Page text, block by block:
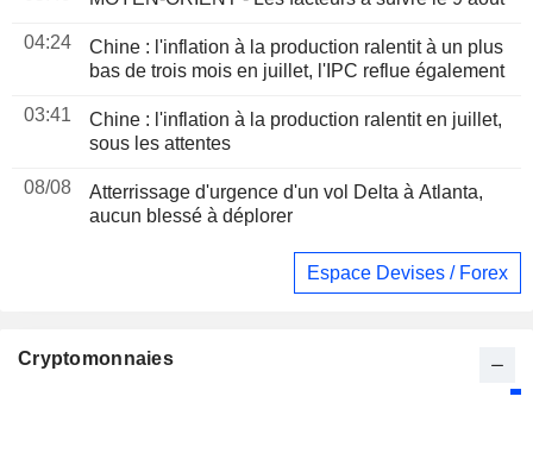
04:24
Chine : l'inflation à la production ralentit à un plus
bas de trois mois en juillet, l'IPC reflue également
03:41
Chine : l'inflation à la production ralentit en juillet,
sous les attentes
08/08
Atterrissage d'urgence d'un vol Delta à Atlanta,
aucun blessé à déplorer
Espace Devises / Forex
Cryptomonnaies